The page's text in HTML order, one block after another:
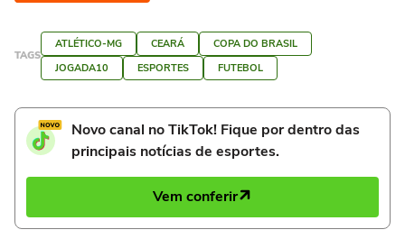
TAGS
ATLÉTICO-MG CEARÁ
COPA DO BRASIL
JOGADA10
ESPORTES FUTEBOL
Novo canal no TikTok! Fique por dentro das
principais notícias de esportes.
Vem conferir